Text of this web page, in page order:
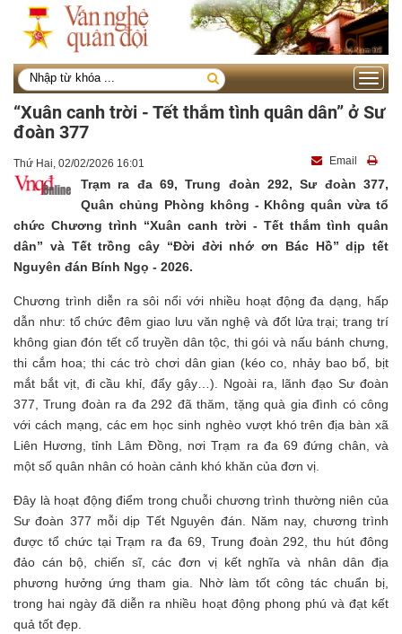
Toggle
“Xuân canh trời - Tết thắm tình quân dân” ở Sư
đoàn 377
Thứ Hai, 02/02/2026 16:01 Email
Trạm ra đa 69, Trung đoàn 292, Sư đoàn 377,
Quân chủng Phòng không - Không quân vừa tổ
chức Chương trình “Xuân canh trời - Tết thắm tình quân
dân” và Tết trồng cây “Đời đời nhớ ơn Bác Hồ” dịp tết
Nguyên đán Bính Ngọ - 2026.
Chương trình diễn ra sôi nổi với nhiều hoạt động đa dạng, hấp
dẫn như: tổ chức đêm giao lưu văn nghệ và đốt lửa trại; trang trí
không gian đón tết cổ truyền dân tộc, thi gói và nấu bánh chưng,
thi cắm hoa; thi các trò chơi dân gian (kéo co, nhảy bao bố, bịt
mắt bắt vịt, đi cầu khỉ, đẩy gậy…). Ngoài ra, lãnh đạo Sư đoàn
377, Trung đoàn ra đa 292 đã thăm, tặng quà gia đình có công
với cách mạng, các em học sinh nghèo vượt khó trên địa bàn xã
Liên Hương, tỉnh Lâm Đồng, nơi Trạm ra đa 69 đứng chân, và
một số quân nhân có hoàn cảnh khó khăn của đơn vị.
Đây là hoạt động điểm trong chuỗi chương trình thường niên của
Sư đoàn 377 mỗi dịp Tết Nguyên đán. Năm nay, chương trình
được tổ chức tại Trạm ra đa 69, Trung đoàn 292, thu hút đông
đảo cán bộ, chiến sĩ, các đơn vị kết nghĩa và nhân dân địa
phương hưởng ứng tham gia. Nhờ làm tốt công tác chuẩn bị,
trong hai ngày đã diễn ra nhiều hoạt động phong phú và đạt kết
quả tốt đẹp.